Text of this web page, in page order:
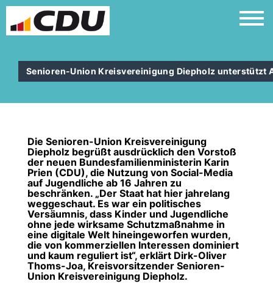
Senioren-Union Kreisvereinigung Diepholz unterstützt
Die Senioren-Union Kreisvereinigung
Diepholz begrüßt ausdrücklich den Vorstoß
der neuen Bundesfamilienministerin Karin
Prien (CDU), die Nutzung von Social-Media
auf Jugendliche ab 16 Jahren zu
beschränken. „Der Staat hat hier jahrelang
weggeschaut. Es war ein politisches
Versäumnis, dass Kinder und Jugendliche
ohne jede wirksame Schutzmaßnahme in
eine digitale Welt hineingeworfen wurden,
die von kommerziellen Interessen dominiert
und kaum reguliert ist“, erklärt Dirk-Oliver
Thoms-Joa, Kreisvorsitzender Senioren-
Union Kreisvereinigung Diepholz.